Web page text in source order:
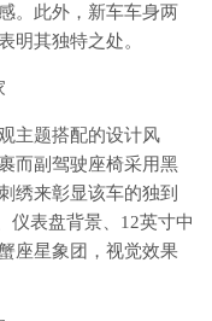
。此外，新车车身两
明其独特之处。
题搭配的设计风
而副驾驶座椅采用黑
绣来彰显该车的独到
仪表盘背景、12英寸中
座星象团，视觉效果